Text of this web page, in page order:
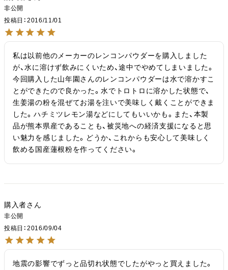
非公開
投稿日
2016/11/01
私は以前他のメーカーのレンコンパウダーを購入しました
が、水に溶けず飲みにくいため、途中でやめてしまいました。
今回購入した山年園さんのレンコンパウダーは水で溶かすこ
とができたので良かった。水でトロトロに溶かした状態で、
生姜湯の粉を混ぜてお湯を注いで美味しく戴くことができま
した。ハチミツレモン湯などにしてもいいかも。また、本製
品が熊本県産であることも、被災地への経済支援になると思
い魅力を感じました。どうか、これからも安心して美味しく
飲める国産蓮根粉を作ってください。
購入者
非公開
投稿日
2016/09/04
地震の影響でずっと品切れ状態でしたがやっと買えました。